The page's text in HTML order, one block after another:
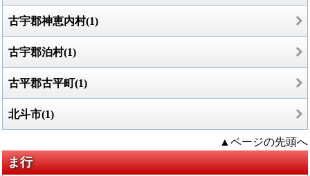
古宇郡神恵内村(1)
古宇郡泊村(1)
古平郡古平町(1)
北斗市(1)
▲ページの先頭へ
ま行